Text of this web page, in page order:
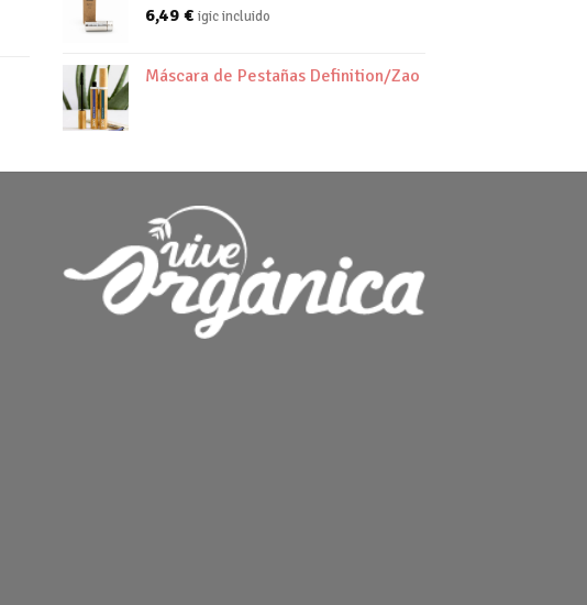
6,49 € igic incluido
Máscara de Pestañas Definition/Zao